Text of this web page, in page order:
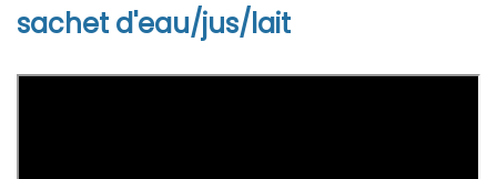
sachet d'eau/jus/lait